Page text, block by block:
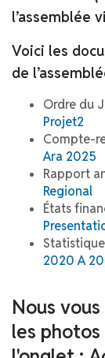
l’assemblée
Voici les
de
Ordre du
Projet2
Compte-
Ara 2025
Rapport
Regional
États
2020 A
Nous
les